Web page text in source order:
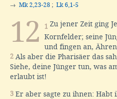
→ Mk 2,23-28 ; Lk 6,1-5
12 1 Zu jener Zeit ging
Kornfelder; seine
und fingen an,
2 Als aber die Pharisäer das
Siehe, deine Jünger tun, was
erlaubt ist!
3 Er aber sagte zu ihnen: Habt